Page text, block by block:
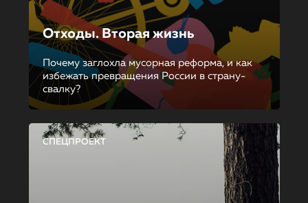
Отходы. Вторая жизнь
Почему заглохла мусорная реформа, и как
избежать превращения России в страну-
свалку?
СПЕЦПРОЕКТ